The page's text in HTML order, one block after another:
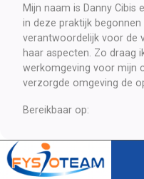
Mijn naam is Danny Cibis
in deze praktijk
verantwoordelijk voor de
haar aspecten. Zo draag
werkomgeving voor mijn
verzorgde omgeving de
Bereikbaar op: